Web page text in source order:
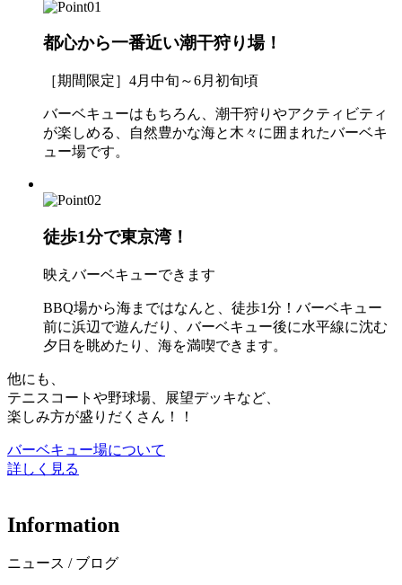
都心から一番近い潮干狩り場！
［期間限定］4月中旬～6月初旬頃
バーベキューはもちろん、潮干狩りやアクティビティ
が楽しめる、自然豊かな海と木々に囲まれたバーベキ
ュー場です。
徒歩1分で東京湾！
映えバーベキューできます
BBQ場から海まではなんと、徒歩1分！バーベキュー
前に浜辺で遊んだり、バーベキュー後に水平線に沈む
夕日を眺めたり、海を満喫できます。
他にも、
テニスコートや野球場、展望デッキなど、
楽しみ方が盛りだくさん！！
バーベキュー場について
詳しく見る
Information
ニュース / ブログ